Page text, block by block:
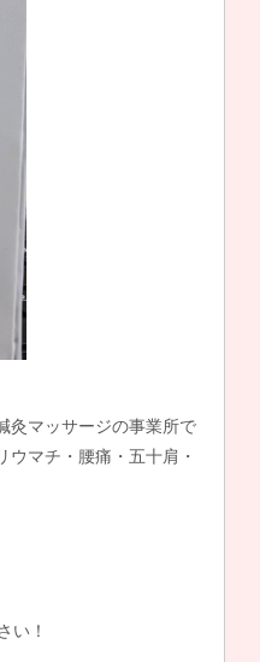
灸マッサージの事業所で
マチ・腰痛・五十肩・
い！